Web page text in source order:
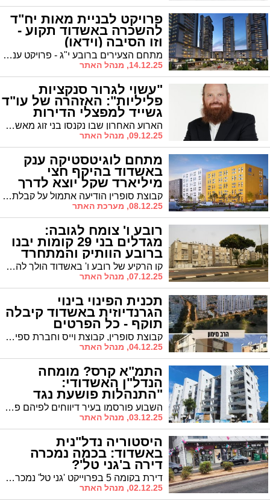
פרויקט לבניית מאות יח"ד
להשכרה באשדוד תקוע -
וזו הסיבה (וידאו)
מתחם הצעירים ברובע י"ג - פרויקט ענק לבניית מאות יחידות דיור להשכרה בצמוד לקאנטרי באשדוד, כבר אמור היה לצאת לדרך, אך כעת מתברר שהפרויקט ממשיך להתעכב בעקבות מחלוקת על היטל השבחה שדורשת העירייה. היזם טוען לפטור ממיליוני שקלים בגין ממ”דים, בעירייה אומרים שהתוספת שתשביח את הנכסים ותייקר את השכירות. המחלוקת הגיעה לפתחו של בית המשפט והפרויקט בינתיים תקוע
14.12.25, מנהל האתר
"עשוי לגרור סנקציות
פליליות": האזהרה של עו"ד
גשייד למפצלי הדירות
הארוע האחרון שבו נקנסו בני זוג מאשדוד לאחר שנתפסו בפיצול דירה, מעלה את הסיכון שבתעשיית פיצולי הדירות. עו"ד משה גשייד מזהיר 'הצעד עשוי לגרום סנקציות' והוא מייעץ: "אל תנדבו מידע לפקח"
09.12.25, מנהל האתר
מתחם לוגיטסטיקה ענק
באשדוד בהיקף חצי
מיליארד שקל יוצא לדרך
קבוצת סופרין הודיעה אתמול על קבלת היתר בנייה למיזם לוגיסטיקה בהיקף של כחצי מיליארד שקל באיזור התעשייה 'כוכב הים' באשדוד סמוך לנמל העיר. המתחם יכלול שני מבני תעשייה בשטח כולל של כ-51 אלף מ"ר
08.12.25, מערכת האתר
רובע ו' צומח לגובה:
מגדלים בני 29 קומות יבנו
ברובע הוותיק והמתחרד
קו הרקיע של רובע ו' באשדוד הולך להשתנות - 832 יח"ד חדשות יבנו בשמונה בניינים חדשים: חמישה מהם במגדלים בגובה של 29 קומות || האם התוכנית תשפיע על אופי השכונה שבשנים האחרונות הוכרה כ'מתחרדת'?
07.12.25, מנהל האתר
תכנית הפינוי בינוי
הגרנדיוזית באשדוד קיבלה
תוקף - כל הפרטים
קבוצת סופרין, קבוצת וייס וחברת ספיר התחדשות עירונית יקימו 1,363 דירות חדשות, שטחי מסחר ותעסוקה ובית ספר. הבוקר דיווחה קבוצת סופרין לבורסה כי התכנית הגרנדיוזית ברחוב הרב מימון באשדוד, קיבלה תוקף ודיווחה על הצפי לתחילת העבודות וההכנסות הצפויות מהפרויקט
04.12.25, מנהל האתר
התמ"א קרס? מומחה
הנדל"ן האשדודי:
"התנהלות פושעת נגד
היזמים" השבוע פורסמו בעיר דיווחים לפיהם פרוייקט תמ"א נוסף קרס והרוכשים נשארו ללא הגנה. מומחה הנדל"ן האשדודי יוסי פישר מתייחס לשמועות ומפריך אותן: "הפרוייקט לא קרס, ואלו שרכשו שם דירות עשו עסק טוב". אז מה כן קרה ברחוב הפלמ"ח 11?
03.12.25, מנהל האתר
היסטוריה נדל"נית
באשדוד: בכמה נמכרה
דירה ב'גני טל'?
דירת בקומה 5 בפרוייקט 'גני טל' נמכרה בימים האחרונים בסכום שיא של 3.4 מיליון ש"ח. מה הסיבה למחיר חסר התקדים ששובר את 'תקרת הזכוכית' של הדירות בעיר?
02.12.25, מנהל האתר